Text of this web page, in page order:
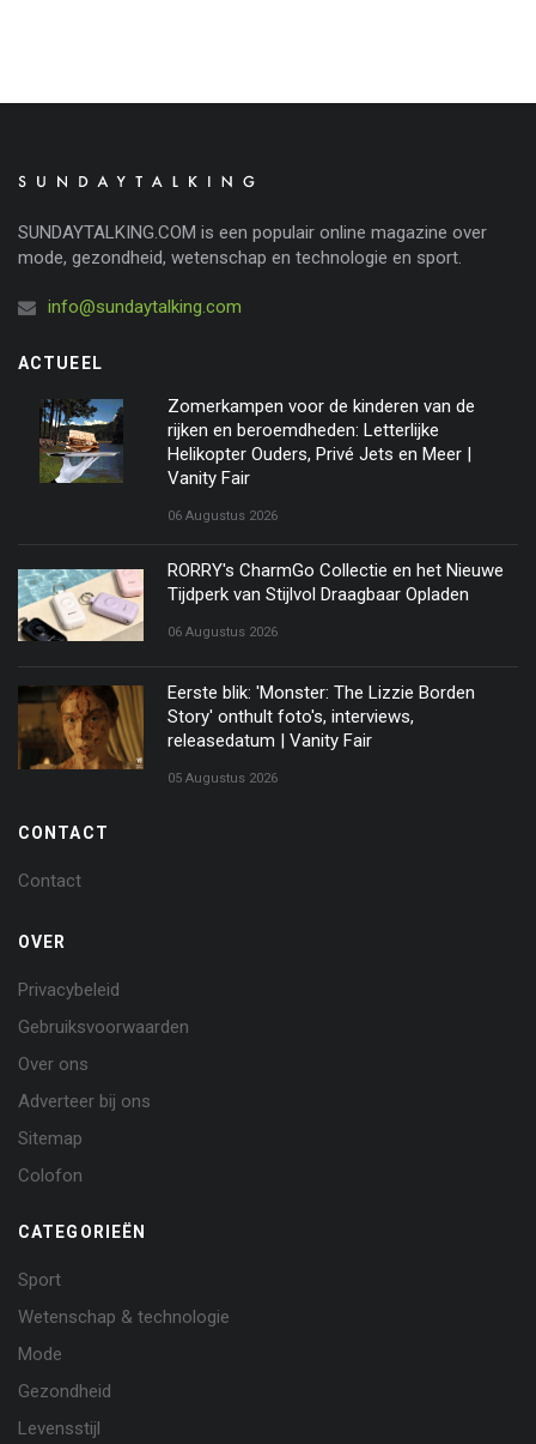
SUNDAYTALKING.COM is een populair online magazine over
mode, gezondheid, wetenschap en technologie en sport.
info@sundaytalking.com
ACTUEEL
Zomerkampen voor de kinderen van de
rijken en beroemdheden: Letterlijke
Helikopter Ouders, Privé Jets en Meer |
Vanity Fair
06 Augustus 2026
RORRY's CharmGo Collectie en het Nieuwe
Tijdperk van Stijlvol Draagbaar Opladen
06 Augustus 2026
Eerste blik: 'Monster: The Lizzie Borden
Story' onthult foto's, interviews,
releasedatum | Vanity Fair
05 Augustus 2026
CONTACT
Contact
OVER
Privacybeleid
Gebruiksvoorwaarden
Over ons
Adverteer bij ons
Sitemap
Colofon
CATEGORIEËN
Sport
Wetenschap & technologie
Mode
Gezondheid
Levensstijl